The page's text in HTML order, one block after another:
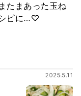
たまあった玉ね
シピに…♡
2025.5.11